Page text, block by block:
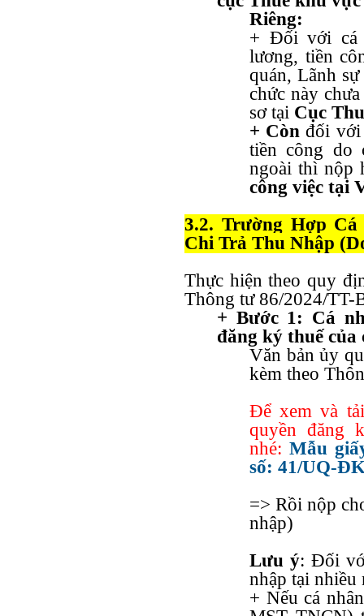
Riêng:
+ Đối với cá
lương, tiền
quán, Lãnh
chức này
sơ tại Cục
+ Cònđối với
tiền công do
ngoài thì nộp
công việc tại
3.2. Trường Hợp
Chi Trả Thu Nhập
Thực hiện theo quy
Thông tư 86/2024/TT-
+ Bước 1: Cá
đăng ký thuế của
Văn bản ủy
kèm theo
Để xem và
quyền đăng
nhé: Mẫu
số: 41/UQ-
=> Rồi nộp
nhập)
Lưu ý: Đối
nhập tại nhiều
+ Nếu cá